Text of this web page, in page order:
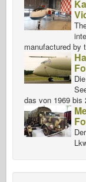
manufactured by
das von 1969 bis